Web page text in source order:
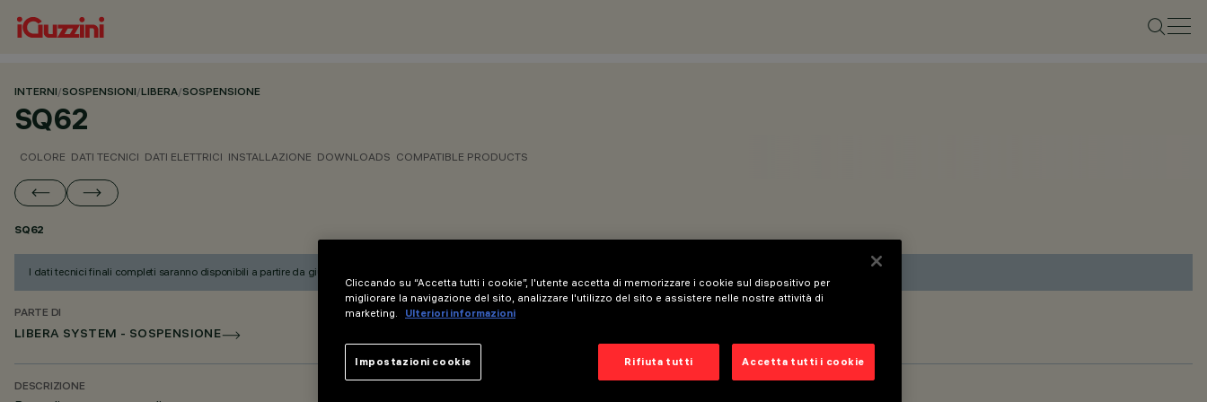
INTERNI/SOSPENSIONI/LIBERA/SOSPENSIONE
SQ62
COLORE DATI TECNICI DATI ELETTRICI INSTALLAZIONE DOWNLOADS COMPATIBLE PRODUCTS
SQ62
I dati tecnici finali completi saranno disponibili a partire da giugno 2026.
PARTE DI
LIBERA SYSTEM - SOSPENSIONE
DESCRIZIONE
Cliccando su “Accetta tutti i cookie”, l'utente accetta di memorizzare i cookie sul dispositivo per
migliorare la navigazione del sito, analizzare l'utilizzo del sito e assistere nelle nostre attività di
marketing.
Ulteriori informazioni
Rifiuta tutti Accetta tutti i cookie
Impostazioni cookie